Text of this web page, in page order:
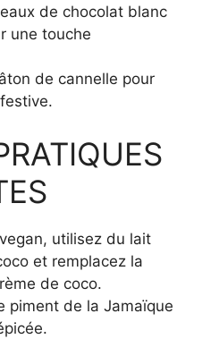
de chocolat blanc
une touche
de cannelle pour
utilisez du lait
et remplacez la
de coco.
piment de la Jamaïque